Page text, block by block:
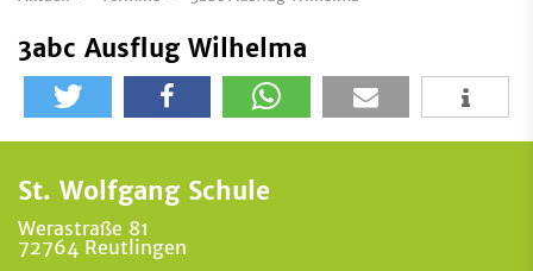
3abc Ausflug Wilhelma
St. Wolfgang Schule
Werastraße 81
72764 Reutlingen